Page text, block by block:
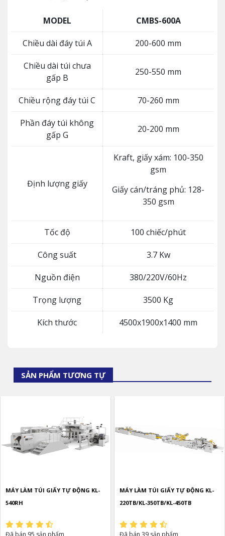
MODEL CMBS-600A
Chiều dài đáy túi A 200-600 mm
Chiều dài túi chưa
gấp B
250-550 mm
Chiều rộng đáy túi C 70-260 mm
Phần đáy túi không
gấp G
20-200 mm
Định lượng giấy
Kraft, giấy xám: 100-350
gsm
Giấy cán/tráng phủ: 128-
350 gsm
Tốc độ 100 chiếc/phút
Công suất 3.7 Kw
Nguồn điện 380/220V/60Hz
Trọng lượng 3500 Kg
Kích thước 4500x1900x1400 mm
SẢN PHẨM TƯƠNG TỰ
MÁY LÀM TÚI GIẤY TỰ ĐỘNG KL-
540RH
Đã bán 95 sản phẩm
MÁY LÀM TÚI GIẤY TỰ ĐỘNG KL-
220TB/KL-350TB/KL-450TB
Đã bán 39 sản phẩm